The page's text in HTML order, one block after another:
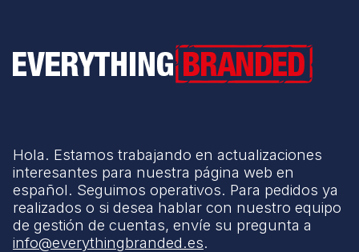
Everything Branded
Hola. Estamos trabajando en actualizaciones
interesantes para nuestra página web en
español. Seguimos operativos. Para pedidos ya
realizados o si desea hablar con nuestro equipo
de gestión de cuentas, envíe su pregunta a
info@everythingbranded.es.